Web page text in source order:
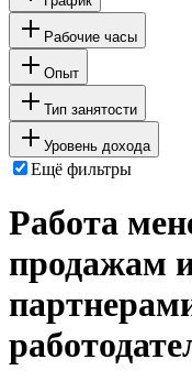
Рабочие часы
Опыт
Тип занятости
Уровень дохода
Ещё фильтры
Работа
продажам